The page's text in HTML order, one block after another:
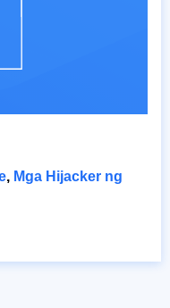
, Mga Hijacker ng